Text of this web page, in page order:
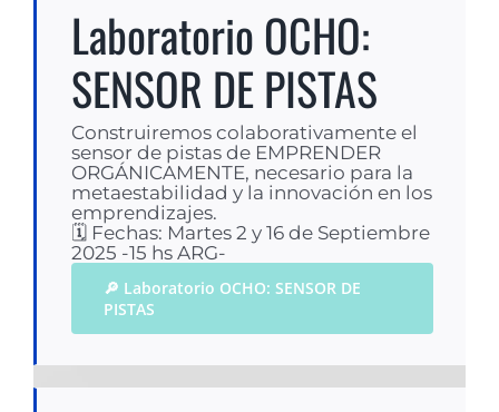
Laboratorio OCHO:
SENSOR DE PISTAS
Construiremos colaborativamente el
sensor de pistas de EMPRENDER
ORGÁNICAMENTE, necesario para la
metaestabilidad y la innovación en los
emprendizajes.
🗓 Fechas: Martes 2 y 16 de Septiembre
2025 -15 hs ARG-
🔎 Laboratorio OCHO: SENSOR DE
PISTAS